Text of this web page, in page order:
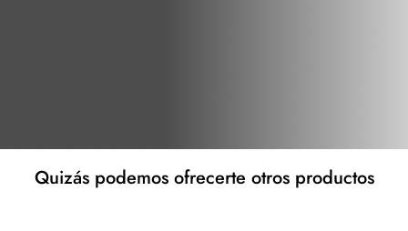
Quizás podemos ofrecerte otros productos